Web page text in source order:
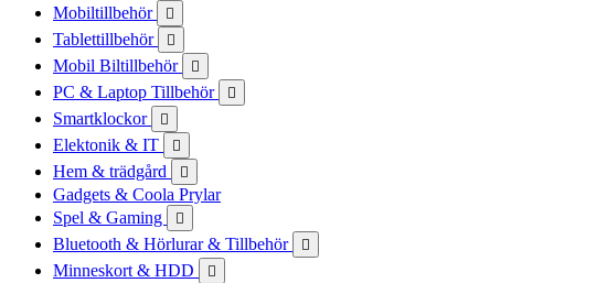
Mobiltillbehör

Tablettillbehör 
Mobil Biltillbehör 
PC & Laptop Tillbehör 
Smartklockor 
Elektonik & IT 
Hem & trädgård 
Gadgets & Coola Prylar
Spel & Gaming

Bluetooth & Hörlurar & Tillbehör 
Minneskort & HDD 